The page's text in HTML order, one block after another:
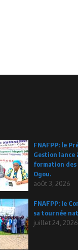
FNAFPP: le
Gestion lance
formation
Ogou.
août 3, 2026
FNAFPP: le
sa tournée
juillet 24, 2026